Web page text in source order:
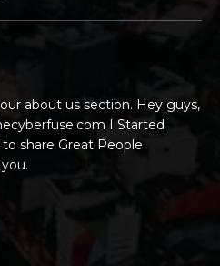
about us section. Hey guys,
I Started
share Great People